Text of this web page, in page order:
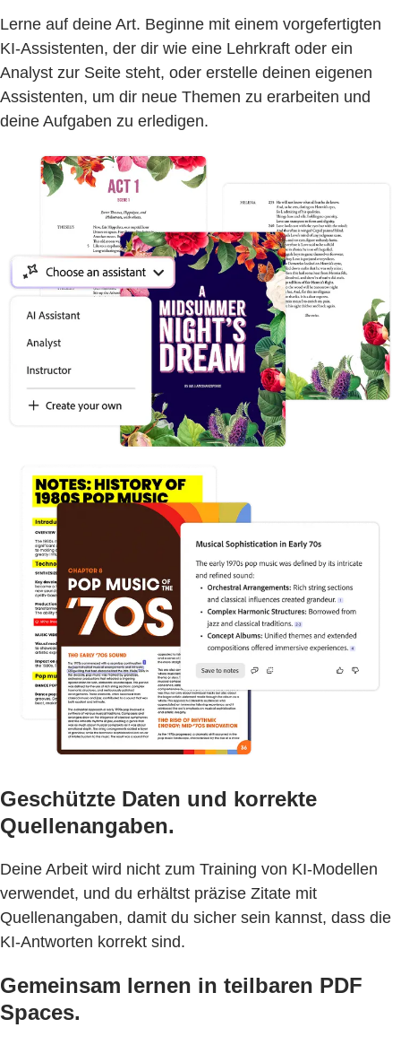
Lerne auf deine Art. Beginne mit einem vorgefertigten
KI-Assistenten, der dir wie eine Lehrkraft oder ein
Analyst zur Seite steht, oder erstelle deinen eigenen
Assistenten, um dir neue Themen zu erarbeiten und
deine Aufgaben zu erledigen.
Geschützte Daten und korrekte
Quellenangaben.
Deine Arbeit wird nicht zum Training von KI-Modellen
verwendet, und du erhältst präzise Zitate mit
Quellenangaben, damit du sicher sein kannst, dass die
KI-Antworten korrekt sind.
Gemeinsam lernen in teilbaren PDF
Spaces.